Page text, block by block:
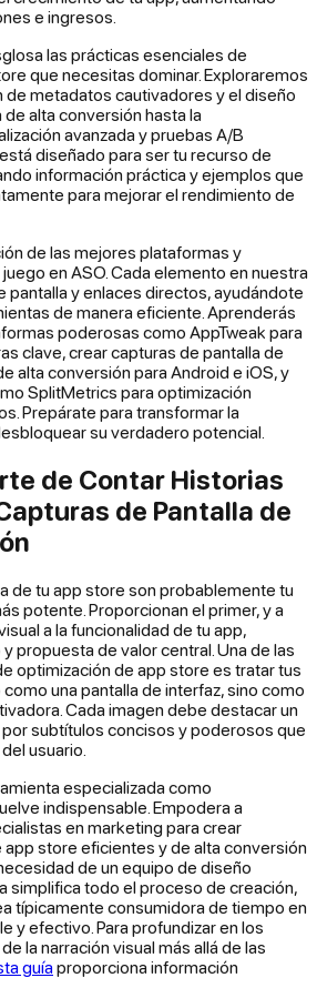
e ingresos.
las prácticas esenciales de
que necesitas dominar. Exploraremos
de metadatos cautivadores y el diseño
alta conversión hasta la
avanzada y pruebas A/B
diseñado para ser tu recurso de
información práctica y ejemplos que
para mejorar el rendimiento de
de las mejores plataformas y
en ASO. Cada elemento en nuestra
pantalla y enlaces directos, ayudándote
de manera eficiente. Aprenderás
poderosas como AppTweak para
clave, crear capturas de pantalla de
alta conversión para Android e iOS, y
SplitMetrics para optimización
Prepárate para transformar la
su verdadero potencial.
de Contar Historias
de Pantalla de
de tu app store son probablemente tu
potente. Proporcionan el primer, y a
a la funcionalidad de tu app,
propuesta de valor central. Una de las
optimización de app store es tratar tus
una pantalla de interfaz, sino como
Cada imagen debe destacar un
subtítulos concisos y poderosos que
usuario.
especializada como
indispensable. Empodera a
en marketing para crear
app store eficientes y de alta conversión
de un equipo de diseño
simplifica todo el proceso de creación,
típicamente consumidora de tiempo en
y efectivo. Para profundizar en los
la narración visual más allá de las
guía proporciona información